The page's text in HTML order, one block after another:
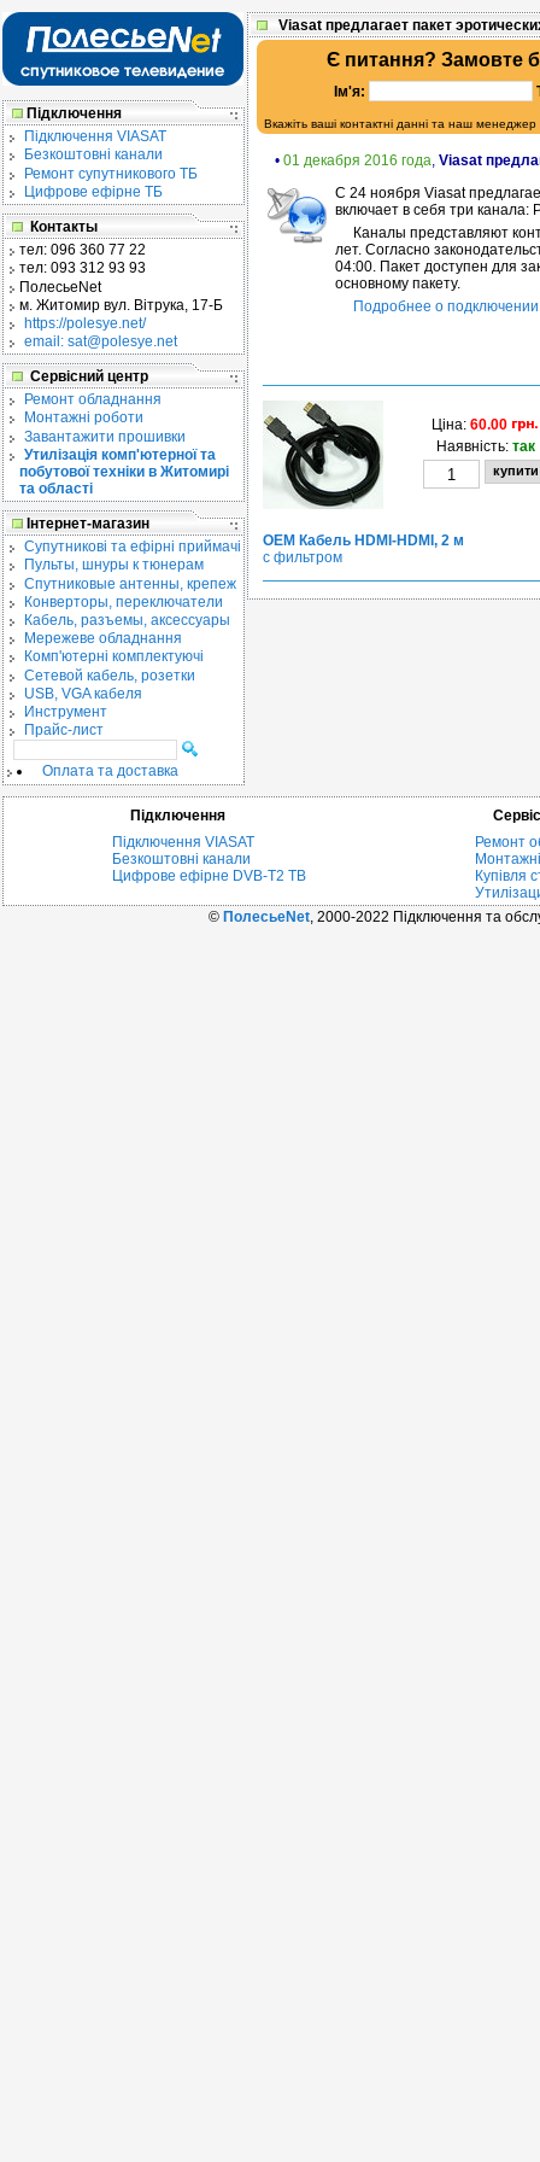
Підключення
Підключення VIASAT
Безкоштовні канали
Ремонт супутникового ТБ
Цифрове ефірне ТБ
Контакты
тел: 096 360 77 22
тел: 093 312 93 93
ПолесьеNet
м. Житомир вул. Вітрука, 17-Б
https://polesye.net/
email: sat@polesye.net
Сервісний центр
Ремонт обладнання
Монтажні роботи
Завантажити прошивки
Утилізація комп'ютерної та
побутової техніки в Житомирі
та області
Інтернет-магазин
Cупутникові та ефірні приймачі
Пульты, шнуры к тюнерам
Спутниковые антенны, крепеж
Конверторы, переключатели
Кабель, разъемы, аксессуары
Мережеве обладнання
Комп'ютерні комплектуючі
Сетевой кабель, розетки
USB, VGA кабеля
Инструмент
Прайс-лист
Оплата та доставка
Viasat предлагает пакет
Є питання? Замовте
Ім'я:
Вкажіть ваші контактні данні та наш
• 01 декабря 2016 года, Viasat
С 24 ноября Viasat
включает в себя три канала:
Каналы представляют
лет. Согласно
04:00. Пакет доступен для
основному пакету.
Подробнее о подключении
Ціна: 60.00
Наявність: так
OEM Кабель HDMI-HDMI, 2 м
с фильтром
Підключення
Підключення VIASAT
Безкоштовні канали
Цифрове ефірне DVB-T2 ТВ
Ремонт
Купівля
© ПолесьеNet, 2000-2022 Підключення та